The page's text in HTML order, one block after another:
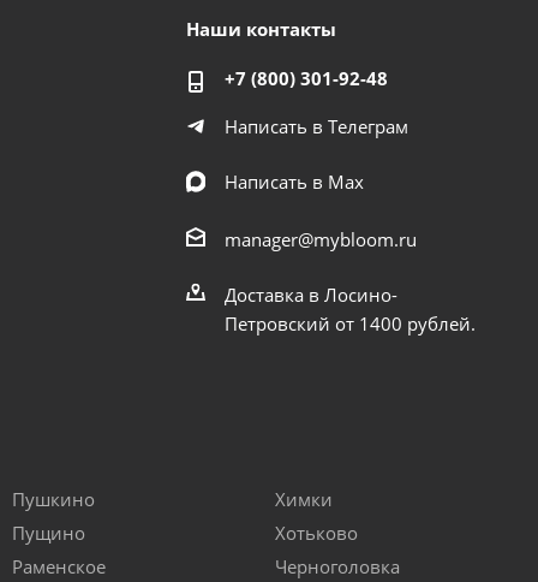
Наши контакты
+7 (800) 301-92-48
Написать в Телеграм
Написать в Мах
manager@mybloom.ru
Доставка в Лосино-
Петровский от 1400 рублей.
Пушкино
Пущино
Раменское
Химки
Хотьково
Черноголовка